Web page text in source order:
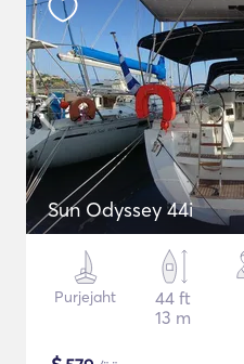
Sun Odyssey 44i
Purjejaht
44 ft
13 m